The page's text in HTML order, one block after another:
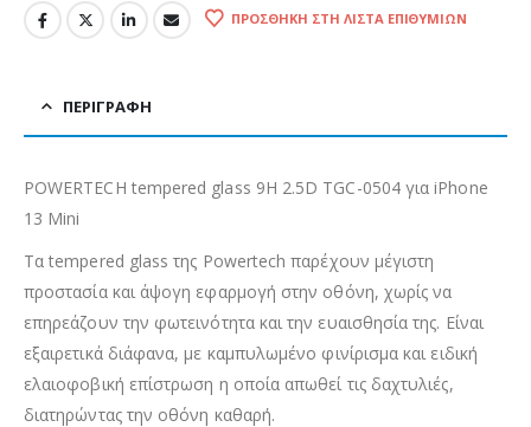
ΠΡΟΣΘΉΚΗ ΣΤΗ ΛΊΣΤΑ ΕΠΙΘΥΜΙΏΝ
ΠΕΡΙΓΡΑΦΉ
POWERTECH tempered glass 9H 2.5D TGC-0504 για iPhone
13 Mini
Τα tempered glass της Powertech παρέχουν μέγιστη
προστασία και άψογη εφαρμογή στην οθόνη, χωρίς να
επηρεάζουν την φωτεινότητα και την ευαισθησία της. Είναι
εξαιρετικά διάφανα, με καμπυλωμένο φινίρισμα και ειδική
ελαιοφοβική επίστρωση η οποία απωθεί τις δαχτυλιές,
διατηρώντας την οθόνη καθαρή.